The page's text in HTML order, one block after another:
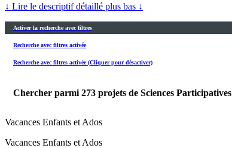
↓ Lire le descriptif détaillé plus bas ↓
Activer la recherche avec filtres
Recherche avec filtres activée
Recherche avec filtres activée (Cliquer pour désactiver)
Chercher parmi 273 projets de Sciences Participatives
Vacances Enfants et Ados
Vacances Enfants et Ados